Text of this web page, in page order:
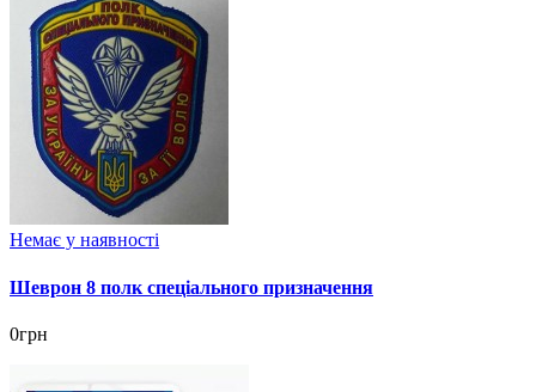
Немає у наявності
Шеврон 8 полк спеціального призначення
0грн